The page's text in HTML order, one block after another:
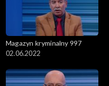
Magazyn kryminalny 997
02.06.2022